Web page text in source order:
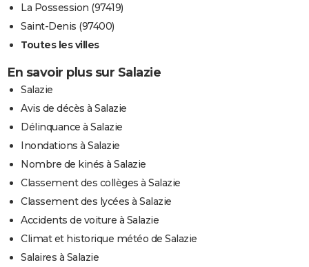
La Possession (97419)
Saint-Denis (97400)
Toutes les villes
En savoir plus sur Salazie
Salazie
Avis de décès à Salazie
Délinquance à Salazie
Inondations à Salazie
Nombre de kinés à Salazie
Classement des collèges à Salazie
Classement des lycées à Salazie
Accidents de voiture à Salazie
Climat et historique météo de Salazie
Salaires à Salazie